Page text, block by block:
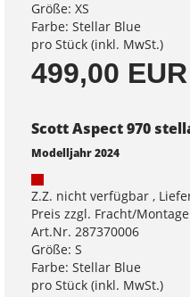
Größe: XS
Farbe: Stellar Blue
pro Stück (inkl. MwSt.)
499,00 EUR
Scott Aspect 970
Modelljahr 2024
Z.Z. nicht verfügbar ,
Preis zzgl. Fracht/Montage
Art.Nr. 287370006
Größe: S
Farbe: Stellar Blue
pro Stück (inkl. MwSt.)